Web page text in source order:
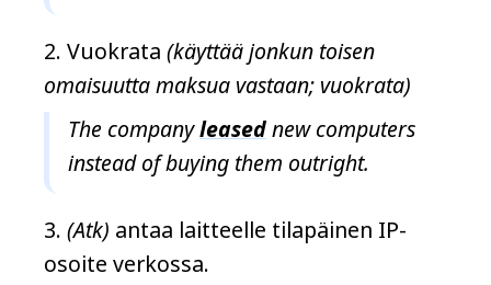
Vuokrata (käyttää jonkun toisen
omaisuutta maksua vastaan; vuokrata)
The companyleasednew computers
instead of buying them outright.
(Atk) antaa laitteelle tilapäinen IP-
osoite verkossa.